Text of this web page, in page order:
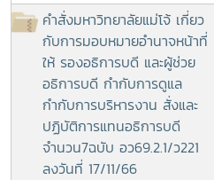
คำสั่งมหาวิทยาลัยแม่โจ้ เกี่ยว
กับการมอบหมายอำนาจหน้าที่
ให้ รองอธิการบดี และผู้ช่วย
อธิการบดี กำกับการดูแล
กำกับการบริหารงาน สั่งและ
ปฏิบัติการแทนอธิการบดี
จำนวน7ฉบับ อว69.2.1/ว221
ลงวันที่ 17/11/66